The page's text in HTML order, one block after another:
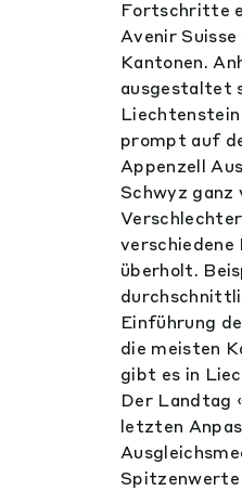
Fortschritte
Avenir
Kantonen.
ausgestaltet
prompt auf
Appenzell
Schwyz ganz
überholt.
Einführung
die meisten
gibt es in
Der Landtag
letzten